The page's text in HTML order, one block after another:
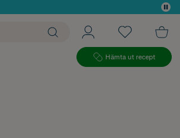
Hämta ut recept